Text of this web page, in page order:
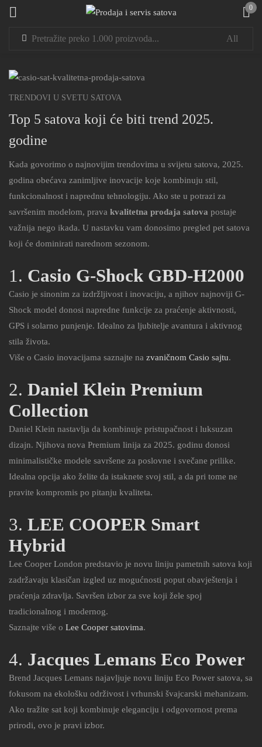
0
TRENDOVI U SVETU SATOVA
Top 5 satova koji će biti trend 2025.
godine
Kada govorimo o najnovijim trendovima u svijetu satova, 2025.
godina obećava zanimljive inovacije koje kombinuju stil,
funkcionalnost i naprednu tehnologiju. Ako ste u potrazi za
savršenim modelom, prava kvalitetna prodaja satova postaje
važnija nego ikada. U nastavku vam donosimo pregled pet satova
koji će dominirati narednom sezonom.
1. Casio G-Shock GBD-H2000
Casio je sinonim za izdržljivost i inovaciju, a njihov najnoviji G-
Shock model donosi napredne funkcije za praćenje aktivnosti,
GPS i solarno punjenje. Idealno za ljubitelje avantura i aktivnog
stila života.
Više o Casio inovacijama saznajte na zvaničnom Casio sajtu.
2. Daniel Klein Premium
Collection
Daniel Klein nastavlja da kombinuje pristupačnost i luksuzan
dizajn. Njihova nova Premium linija za 2025. godinu donosi
minimalističke modele savršene za poslovne i svečane prilike.
Idealna opcija ako želite da istaknete svoj stil, a da pri tome ne
pravite kompromis po pitanju kvaliteta.
3. LEE COOPER Smart
Hybrid
Lee Cooper London predstavio je novu liniju pametnih satova koji
zadržavaju klasičan izgled uz mogućnosti poput obavještenja i
praćenja zdravlja. Savršen izbor za sve koji žele spoj
tradicionalnog i modernog.
Saznajte više o Lee Cooper satovima.
4. Jacques Lemans Eco Power
Brend Jacques Lemans najavljuje novu liniju Eco Power satova, sa
fokusom na ekološku održivost i vrhunski švajcarski mehanizam.
Ako tražite sat koji kombinuje eleganciju i odgovornost prema
prirodi, ovo je pravi izbor.
Sign in
Remember me
LOG IN
CREATE AN ACCOUNT